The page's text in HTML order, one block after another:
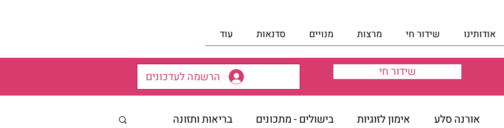
אודותינו שידור חי מרצות מנויים סדנאות עוד
הרשמה לעדכונים שידור חי
אורנה סלע אימון לזוגיות בישולים - מתכונים בריאות ותזונה